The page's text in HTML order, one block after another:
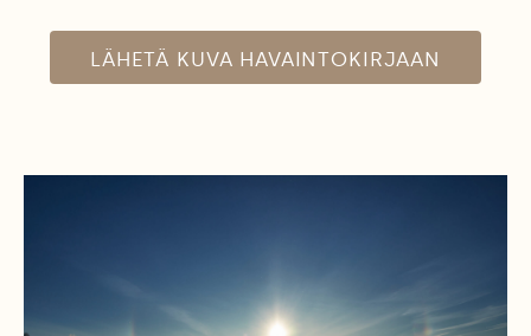
LÄHETÄ KUVA HAVAINTOKIRJAAN